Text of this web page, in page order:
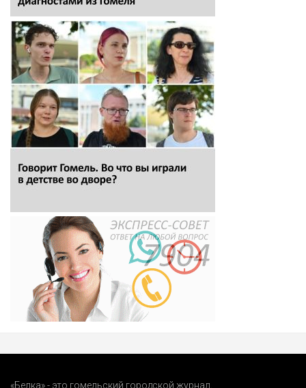
«Белка» - это гомельский городской журнал.